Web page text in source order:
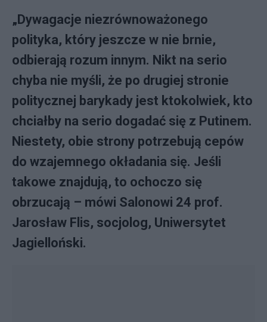
„Dywagacje niezrównoważonego
polityka, który jeszcze w nie brnie,
odbierają rozum innym. Nikt na serio
chyba nie myśli, że po drugiej stronie
politycznej barykady jest ktokolwiek, kto
chciałby na serio dogadać się z Putinem.
Niestety, obie strony potrzebują cepów
do wzajemnego okładania się. Jeśli
takowe znajdują, to ochoczo się
obrzucają – mówi Salonowi 24 prof.
Jarosław Flis, socjolog, Uniwersytet
Jagielloński.